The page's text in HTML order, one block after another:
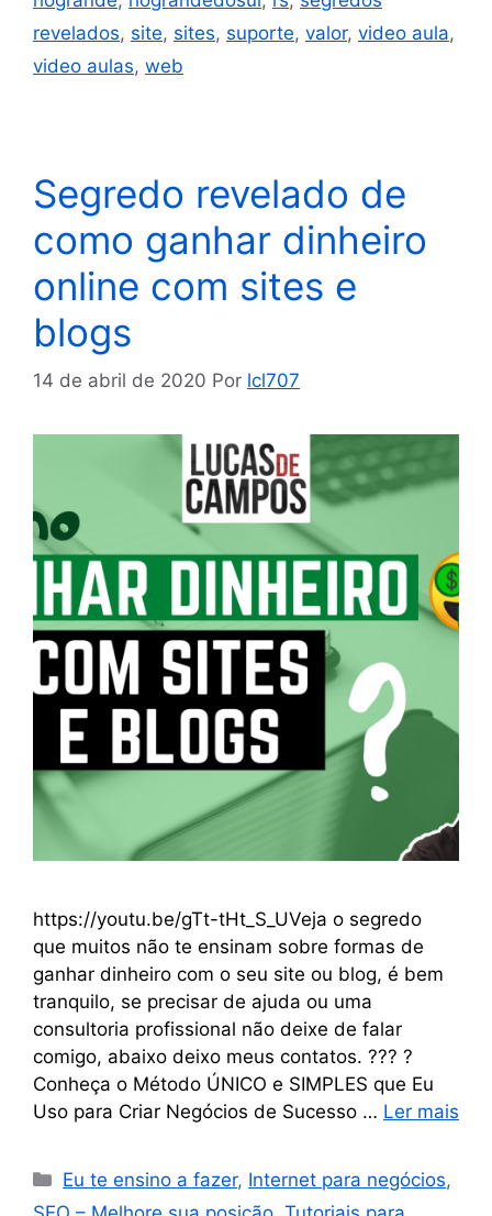
revelados, site, sites, suporte, valor, video aula,
video aulas, web
Segredo revelado de
como ganhar dinheiro
online com sites e
blogs
14 de abril de 2020 Por lcl707
https://youtu.be/gTt-tHt_S_UVeja o segredo
que muitos não te ensinam sobre formas de
ganhar dinheiro com o seu site ou blog, é bem
tranquilo, se precisar de ajuda ou uma
consultoria profissional não deixe de falar
comigo, abaixo deixo meus contatos. ??? ?
Conheça o Método ÚNICO e SIMPLES que Eu
Uso para Criar Negócios de Sucesso … Ler mais
Eu te ensino a fazer, Internet para negócios,